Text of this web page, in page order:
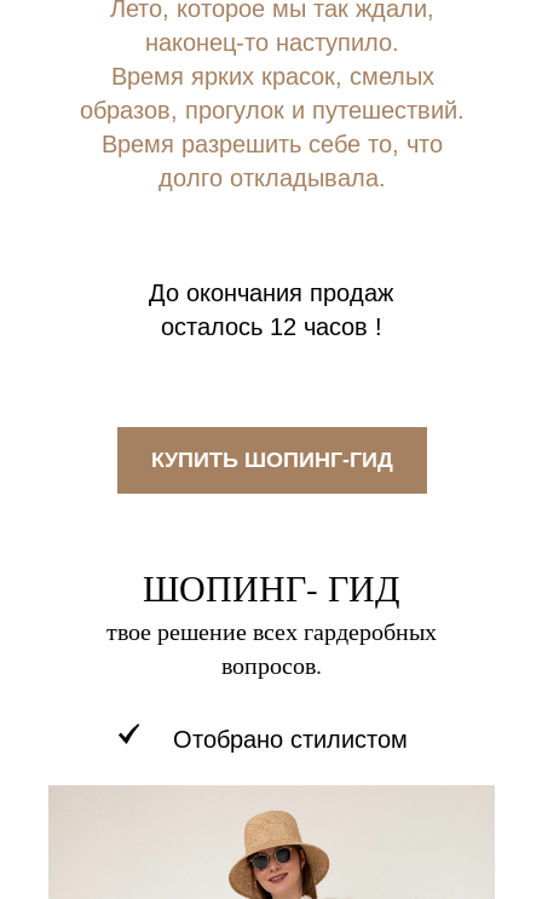
КУПИТЬ ШОПИНГ-ГИД
Лето, которое мы так ждали,
наконец-то наступило.
Время ярких красок, смелых
образов, прогулок и путешествий.
Время разрешить себе то, что
долго откладывала.
До окончания продаж
осталось 12 часов !
ШОПИНГ- ГИД
Отобрано стилистом
твое решение всех гардеробных
вопросов.